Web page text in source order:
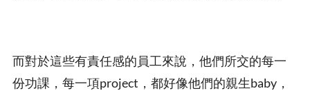
而對於這些有責任感的員工來說，他們所交的每一
份功課，每一項project，都好像他們的親生baby，